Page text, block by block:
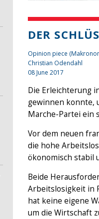
DER
Opinion piece
Christian Odendahl
08 June 2017
Die Erleichterung
gewinnen konnte,
Marche-Partei ein
Vor dem neuen
die hohe
ökonomisch stabil
Beide
Arbeitslosigkeit in
hat keine eigene
um die Wirtschaft